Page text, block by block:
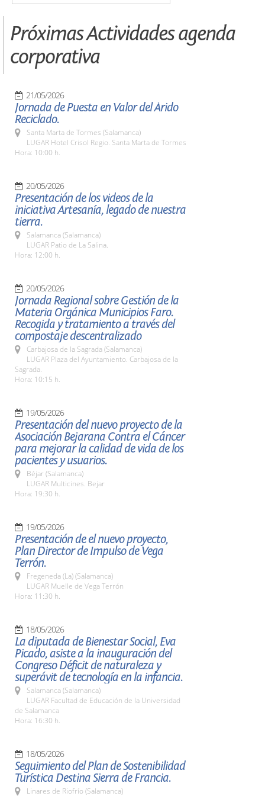
Próximas Actividades agenda
corporativa
21/05/2026
Jornada de Puesta en Valor del Árido
Reciclado.
Santa Marta de Tormes (Salamanca)
LUGAR Hotel Crisol Regio. Santa Marta de Tormes
Hora: 10:00 h.
20/05/2026
Presentación de los videos de la
iniciativa Artesanía, legado de nuestra
tierra.
Salamanca (Salamanca)
LUGAR Patio de La Salina.
Hora: 12:00 h.
20/05/2026
Jornada Regional sobre Gestión de la
Materia Orgánica Municipios Faro.
Recogida y tratamiento a través del
compostaje descentralizado
Carbajosa de la Sagrada (Salamanca)
LUGAR Plaza del Ayuntamiento. Carbajosa de la
Sagrada.
Hora: 10:15 h.
19/05/2026
Presentación del nuevo proyecto de la
Asociación Bejarana Contra el Cáncer
para mejorar la calidad de vida de los
pacientes y usuarios.
Béjar (Salamanca)
LUGAR Multicines. Bejar
Hora: 19:30 h.
19/05/2026
Presentación de el nuevo proyecto,
Plan Director de Impulso de Vega
Terrón.
Fregeneda (La) (Salamanca)
LUGAR Muelle de Vega Terrón
Hora: 11:30 h.
18/05/2026
La diputada de Bienestar Social, Eva
Picado, asiste a la inauguración del
Congreso Déficit de naturaleza y
superávit de tecnología en la infancia.
Salamanca (Salamanca)
LUGAR Facultad de Educación de la Universidad
de Salamanca
Hora: 16:30 h.
18/05/2026
Seguimiento del Plan de Sostenibilidad
Turística Destina Sierra de Francia.
Linares de Riofrío (Salamanca)